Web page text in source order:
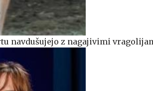
navdušujejo z nagajivimi